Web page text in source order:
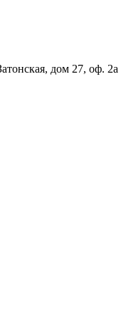
дом 27, оф. 2а